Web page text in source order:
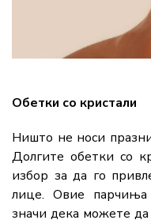
Обетки со кристали
Ништо не носи
Долгите обетки со
избор за да го
лице. Овие парчиња
значи дека можете